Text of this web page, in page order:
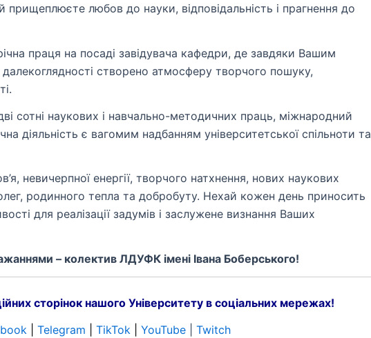
й прищеплюєте любов до науки, відповідальність і прагнення до
праця на посаді завідувача кафедри, де завдяки Вашим
створено атмосферу творчого пошуку,
сотні наукових і навчально-методичних праць, міжнародний
діяльність є вагомим надбанням університетської спільноти та
невичерпної енергії, творчого натхнення, нових наукових
родинного тепла та добробуту. Нехай кожен день приносить
для реалізації задумів і заслужене визнання Ваших
– колектив ЛДУФК імені Івана Боберського!
сторінок нашого Університету в соціальних мережах!
Telegram TikTok YouTube| Twitch